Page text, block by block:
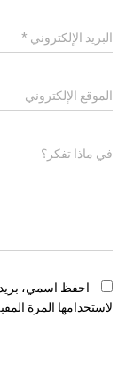
البريد الإلكتروني *
الموقع الإلكتروني
في ماذا تفكر؟
احفظ اسمي،
لاستخدامها المرة